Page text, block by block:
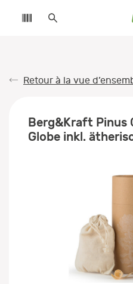
Retour à la vue
Berg&Kraft Pinus
Globe inkl.